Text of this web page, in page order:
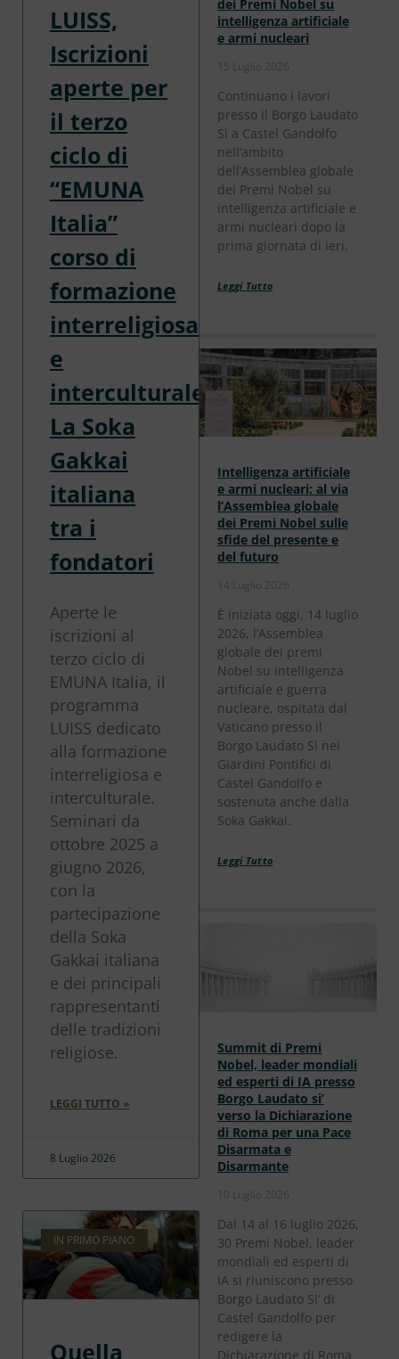
LUISS,
Iscrizioni
aperte per
il terzo
ciclo di
“EMUNA
Italia”
corso di
formazione
interreligiosa
e
interculturale.
La Soka
Gakkai
italiana
tra i
fondatori
Aperte le
iscrizioni al
terzo ciclo di
EMUNA Italia, il
programma
LUISS dedicato
alla formazione
interreligiosa e
interculturale.
Seminari da
ottobre 2025 a
giugno 2026,
con la
partecipazione
della Soka
Gakkai italiana
e dei principali
rappresentanti
delle tradizioni
religiose.
LEGGI TUTTO »
8 Luglio 2026
IN PRIMO PIANO
Quella
dei Premi Nobel su
intelligenza artificiale
e armi nucleari
15 Luglio 2026
Continuano i lavori
presso il Borgo Laudato
Sì a Castel Gandolfo
nell’ambito
dell’Assemblea globale
dei Premi Nobel su
intelligenza artificiale e
armi nucleari dopo la
prima giornata di ieri.
Leggi Tutto
Intelligenza artificiale
e armi nucleari: al via
l’Assemblea globale
dei Premi Nobel sulle
sfide del presente e
del futuro
14 Luglio 2026
È iniziata oggi, 14 luglio
2026, l’Assemblea
globale dei premi
Nobel su intelligenza
artificiale e guerra
nucleare, ospitata dal
Vaticano presso il
Borgo Laudato Sì nei
Giardini Pontifici di
Castel Gandolfo e
sostenuta anche dalla
Soka Gakkai.
Leggi Tutto
Summit di Premi
Nobel, leader mondiali
ed esperti di IA presso
Borgo Laudato si’
verso la Dichiarazione
di Roma per una Pace
Disarmata e
Disarmante
10 Luglio 2026
Dal 14 al 16 luglio 2026,
30 Premi Nobel, leader
mondiali ed esperti di
IA si riuniscono presso
Borgo Laudato Si’ di
Castel Gandolfo per
redigere la
Dichiarazione di Roma